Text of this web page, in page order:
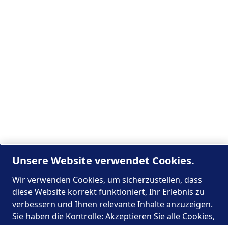
Unsere Website verwendet Cookies.
Wir verwenden Cookies, um sicherzustellen, dass
diese Website korrekt funktioniert, Ihr Erlebnis zu
verbessern und Ihnen relevante Inhalte anzuzeigen.
Sie haben die Kontrolle: Akzeptieren Sie alle Cookies,